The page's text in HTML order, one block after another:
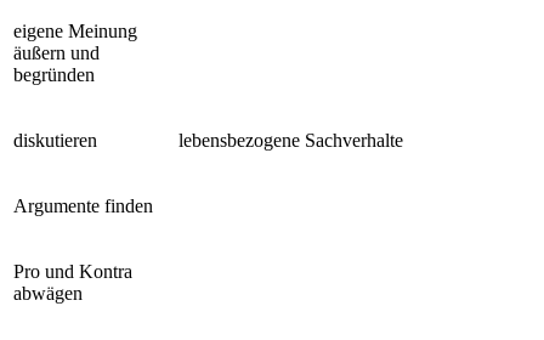
eigene Meinung
äußern und
begründen
diskutieren lebensbezogene Sachverhalte
Argumente finden
Pro und Kontra
abwägen